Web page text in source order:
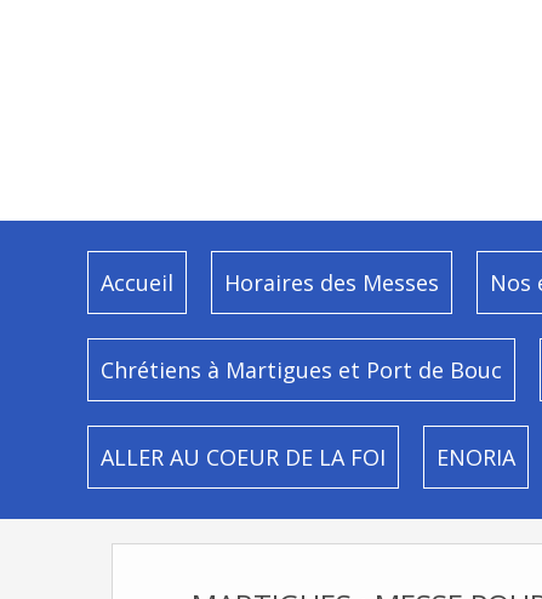
Accueil Horaires des Messes Nos
Chrétiens à Martigues et Port de Bouc
ALLER AU COEUR DE LA FOI ENORIA